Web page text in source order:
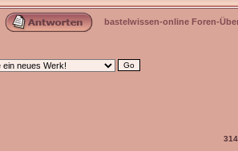
bastelwissen-online Foren-